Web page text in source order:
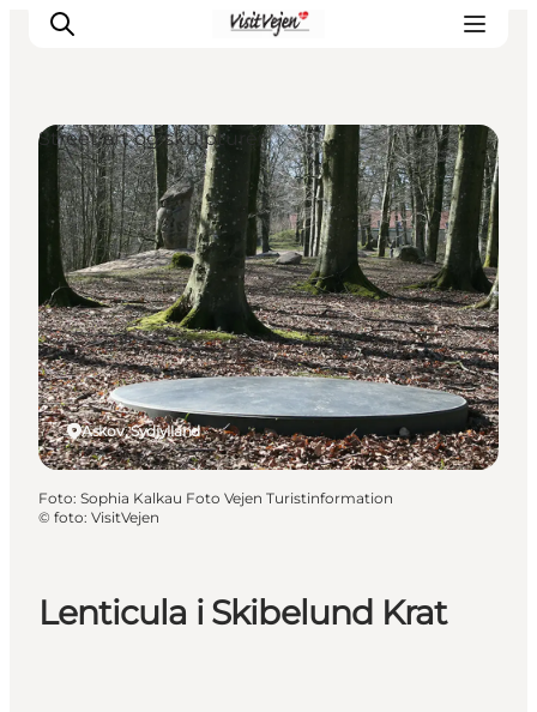
Spise
Sove
Natur
Se og oplev
Byer
Events
Udforsk
Lenticula i Skibelund Krat
Askov, Sydjylland
Street art og skulpturer
Foto: Sophia Kalkau Foto Vejen Turistinformation
© foto: VisitVejen